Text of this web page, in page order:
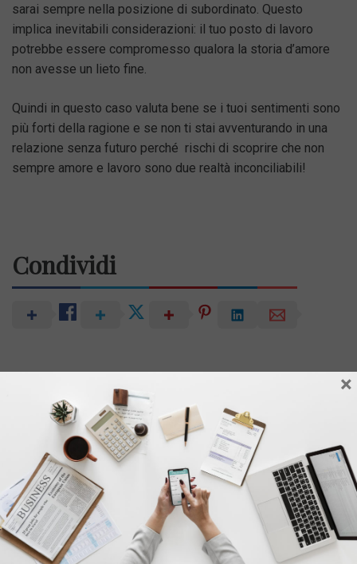
sarai sempre nella posizione di subordinato. Questo
implica inevitabili considerazioni: il tuo posto di lavoro
potrebbe essere compromesso qualora la storia d’amore
non avesse un lieto fine.
Quindi in questo caso valuta bene se i tuoi sentimenti sono
più forti della ragione e se non ti stai avventurando in una
relazione senza futuro perché rischi di scoprire che non
sempre amore e lavoro sono due realtà inconciliabili!
Condividi
Cristina Fontanarosa
×